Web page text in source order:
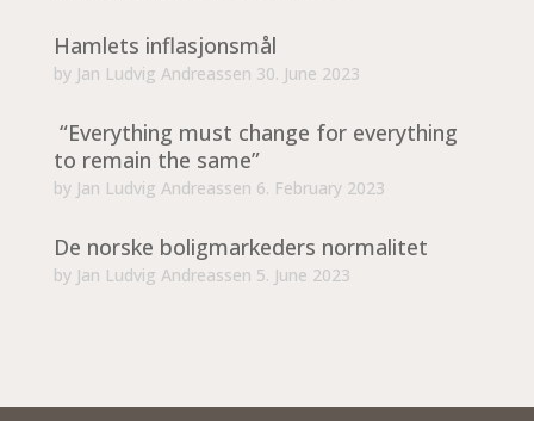
Hamlets inflasjonsmål
by Jan Ludvig Andreassen 30. June 2023
“Everything must change for everything
to remain the same”
by Jan Ludvig Andreassen 6. February 2023
De norske boligmarkeders normalitet
by Jan Ludvig Andreassen 5. June 2023